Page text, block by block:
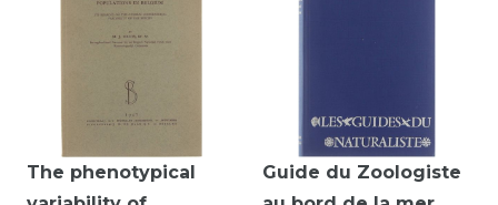
The phenotypical
Guide du Zoologiste